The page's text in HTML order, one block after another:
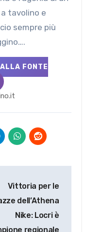
tavolino e
sempre più
FONTE
Vittoria per le
dell’Athena
Nike: Locri è
regionale